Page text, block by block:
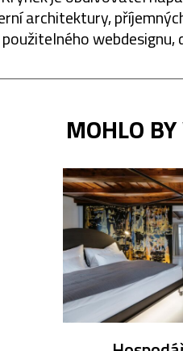
architektury,
použitelného webdesignu,
MOHLO